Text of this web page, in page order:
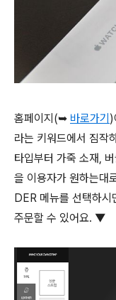
홈페이지(➥ 바로가기)
라는 키워드에서 짐작
타입부터 가죽 소재,
을 이용자가 원하는대
DER 메뉴를 선택하시
주문할 수 있어요. ▼